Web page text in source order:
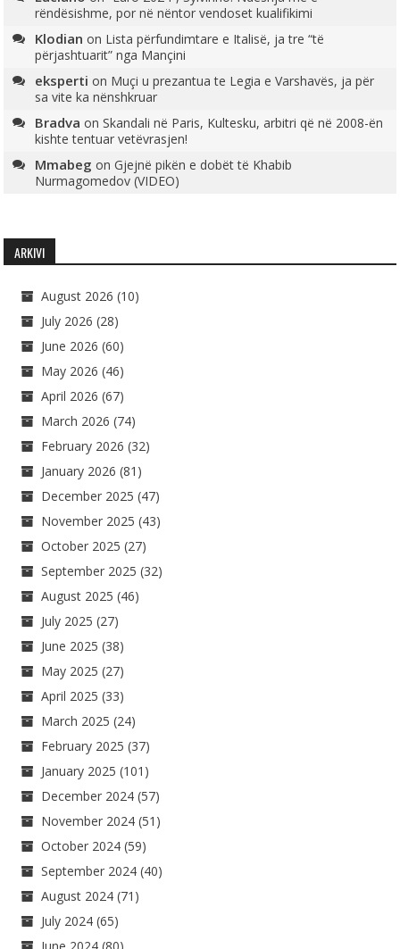
rëndësishme, por në nëntor vendoset kualifikimi
Klodian on Lista përfundimtare e Italisë, ja tre “të
përjashtuarit” nga Mançini
eksperti on Muçi u prezantua te Legia e Varshavës, ja për
sa vite ka nënshkruar
Bradva onSkandali në Paris, Kultesku, arbitri që në 2008-ën
kishte tentuar vetëvrasjen!
Mmabeg onGjejnë pikën e dobët të Khabib
Nurmagomedov (VIDEO)
ARKIVI
August 2026 (10)
July 2026 (28)
June 2026 (60)
May 2026 (46)
April 2026 (67)
March 2026 (74)
February 2026 (32)
January 2026 (81)
December 2025 (47)
November 2025 (43)
October 2025 (27)
September 2025 (32)
August 2025 (46)
July 2025 (27)
June 2025 (38)
May 2025 (27)
April 2025 (33)
March 2025 (24)
February 2025 (37)
January 2025 (101)
December 2024 (57)
November 2024 (51)
October 2024 (59)
September 2024 (40)
August 2024 (71)
July 2024 (65)